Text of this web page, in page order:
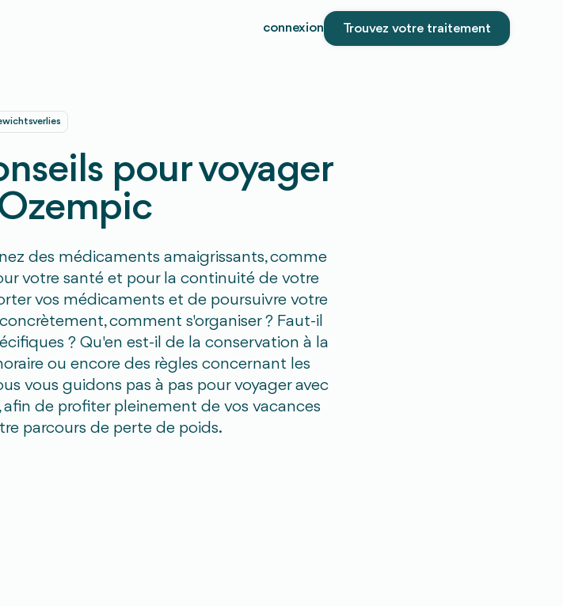
connexion Trouvez votre traitement
pour voyager
des médicaments amaigrissants, comme
votre santé et pour la continuité de votre
vos médicaments et de poursuivre votre
comment s'organiser ? Faut-il
? Qu'en est-il de la conservation à la
ou encore des règles concernant les
vous guidons pas à pas pour voyager avec
de profiter pleinement de vos vacances
parcours de perte de poids.